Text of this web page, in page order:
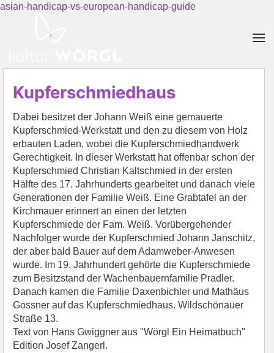
asian-handicap-vs-european-handicap-guide
Kupferschmiedhaus
Dabei besitzet der Johann Weiß eine gemauerte
Kupferschmied-Werkstatt und den zu diesem von Holz
erbauten Laden, wobei die Kupferschmiedhandwerk
Gerechtigkeit. In dieser Werkstatt hat offenbar schon der
Kupferschmied Christian Kaltschmied in der ersten
Hälfte des 17. Jahrhunderts gearbeitet und danach viele
Generationen der Familie Weiß. Eine Grabtafel an der
Kirchmauer erinnert an einen der letzten
Kupferschmiede der Fam. Weiß. Vorübergehender
Nachfolger wurde der Kupferschmied Johann Janschitz,
der aber bald Bauer auf dem Adamweber-Anwesen
wurde. Im 19. Jahrhundert gehörte die Kupferschmiede
zum Besitzstand der Wachenbauernfamilie Pradler.
Danach kamen die Familie Daxenbichler und Mathäus
Gossner auf das Kupferschmiedhaus. Wildschönauer
Straße 13.
Text von Hans Gwiggner aus "Wörgl Ein Heimatbuch"
Edition Josef Zangerl.